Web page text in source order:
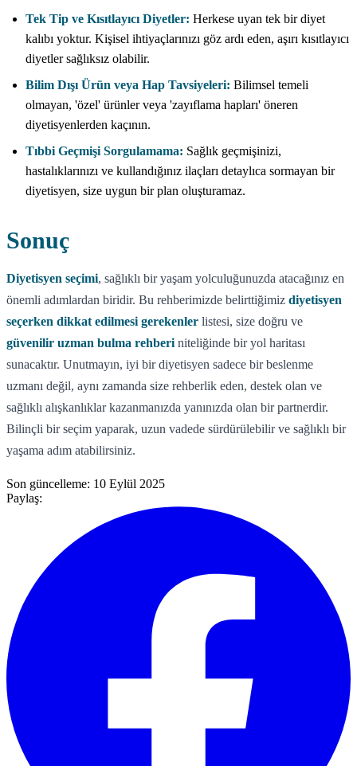
Tek Tip ve Kısıtlayıcı Diyetler: Herkese uyan tek bir diyet
kalıbı yoktur. Kişisel ihtiyaçlarınızı göz ardı eden, aşırı kısıtlayıcı
diyetler sağlıksız olabilir.
Bilim Dışı Ürün veya Hap Tavsiyeleri: Bilimsel temeli
olmayan, 'özel' ürünler veya 'zayıflama hapları' öneren
diyetisyenlerden kaçının.
Tıbbi Geçmişi Sorgulamama: Sağlık geçmişinizi,
hastalıklarınızı ve kullandığınız ilaçları detaylıca sormayan bir
diyetisyen, size uygun bir plan oluşturamaz.
Sonuç
Diyetisyen seçimi, sağlıklı bir yaşam yolculuğunuzda atacağınız en
önemli adımlardan biridir. Bu rehberimizde belirttiğimiz diyetisyen
seçerken dikkat edilmesi gerekenler listesi, size doğru ve
güvenilir uzman bulma rehberi niteliğinde bir yol haritası
sunacaktır. Unutmayın, iyi bir diyetisyen sadece bir beslenme
uzmanı değil, aynı zamanda size rehberlik eden, destek olan ve
sağlıklı alışkanlıklar kazanmanızda yanınızda olan bir partnerdir.
Bilinçli bir seçim yaparak, uzun vadede sürdürülebilir ve sağlıklı bir
yaşama adım atabilirsiniz.
Son güncelleme: 10 Eylül 2025
Paylaş: